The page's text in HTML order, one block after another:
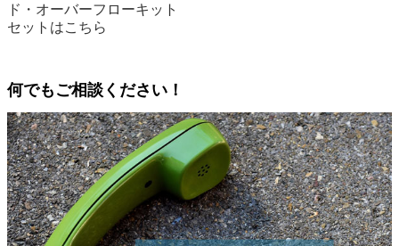
ド・オーバーフローキット
セットはこちら
何でもご相談ください！